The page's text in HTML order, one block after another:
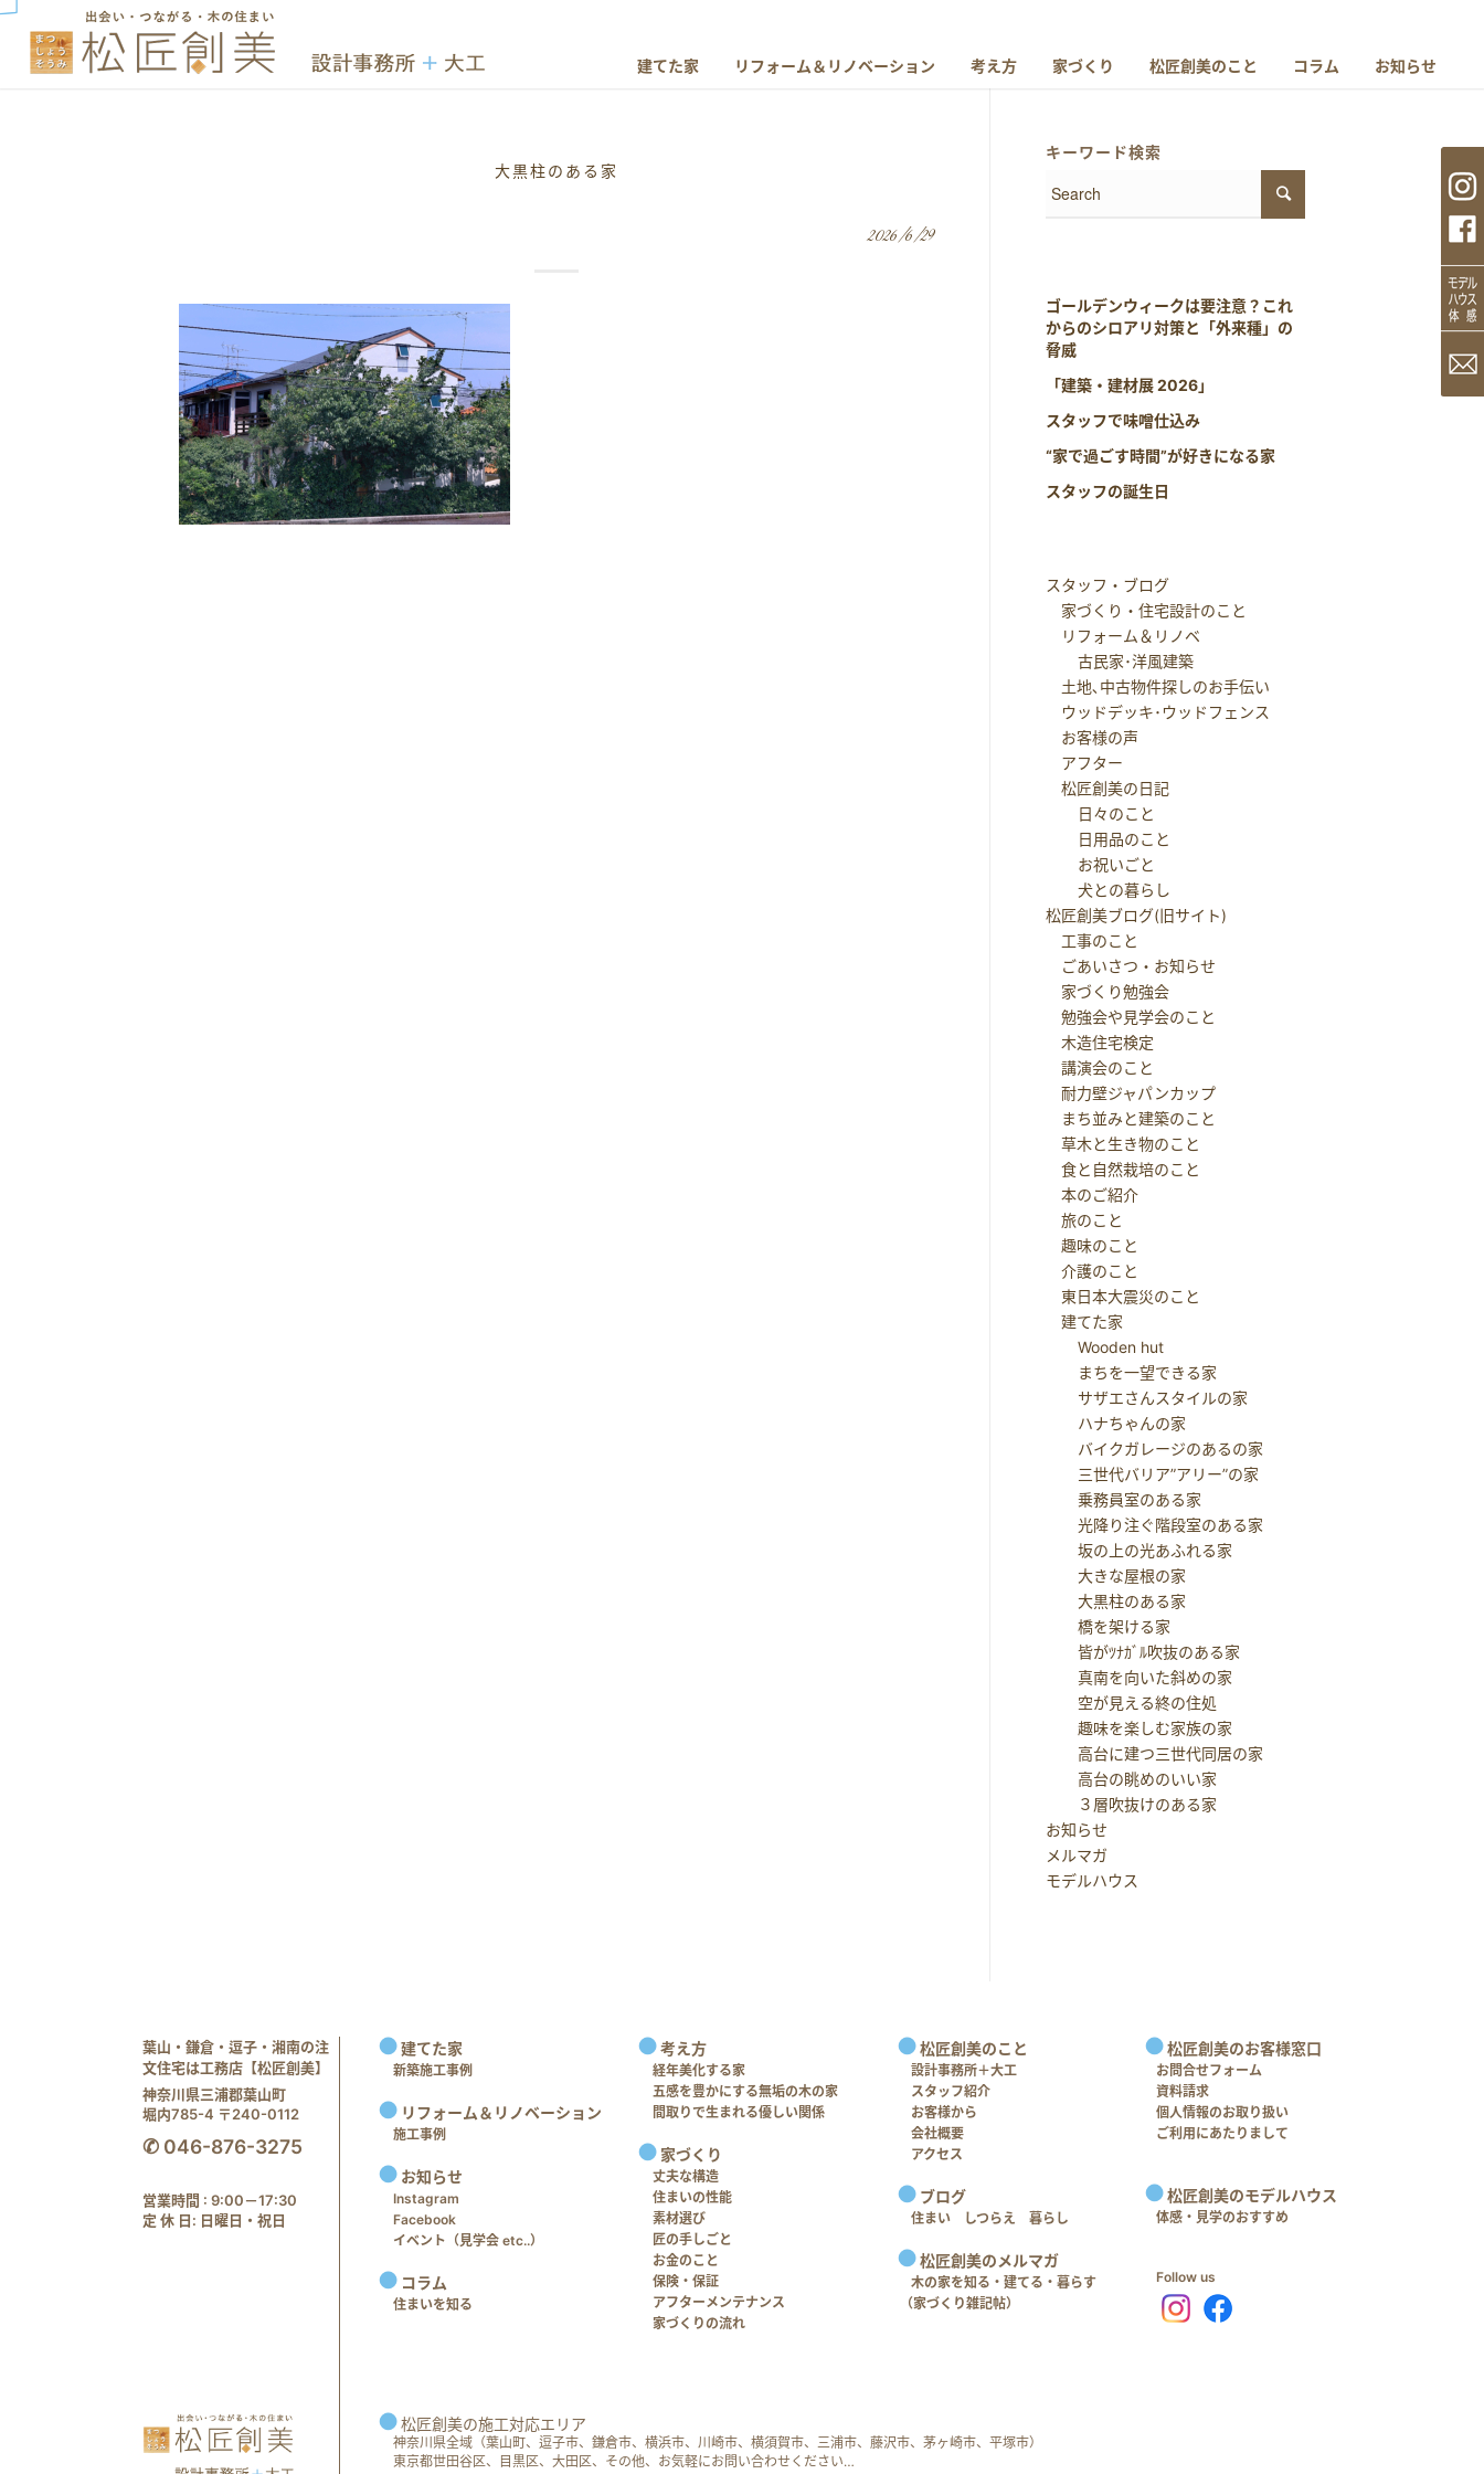
建てた家 リフォーム＆リノベーション 考え方 家づくり 松匠創美のこと コラム お知らせ
大黒柱のある家
2026/6/29
キーワード検索
ゴールデンウィークは要注意？これ
からのシロアリ対策と「外来種」の
脅威
「建築・建材展 2026」
スタッフで味噌仕込み
“家で過ごす時間”が好きになる家
スタッフの誕生日
スタッフ・ブログ
家づくり・住宅設計のこと
リフォーム＆リノベ
古民家･洋風建築
土地､中古物件探しのお手伝い
ウッドデッキ･ウッドフェンス
お客様の声
アフター
松匠創美の日記
日々のこと
日用品のこと
お祝いごと
犬との暮らし
松匠創美ブログ(旧サイト)
工事のこと
ごあいさつ・お知らせ
家づくり勉強会
勉強会や見学会のこと
木造住宅検定
講演会のこと
耐力壁ジャパンカップ
まち並みと建築のこと
草木と生き物のこと
食と自然栽培のこと
本のご紹介
旅のこと
趣味のこと
介護のこと
東日本大震災のこと
建てた家
Wooden hut
まちを一望できる家
サザエさんスタイルの家
ハナちゃんの家
バイクガレージのあるの家
三世代バリア”アリー”の家
乗務員室のある家
光降り注ぐ階段室のある家
坂の上の光あふれる家
大きな屋根の家
大黒柱のある家
橋を架ける家
皆がﾂﾅｶﾞﾙ吹抜のある家
真南を向いた斜めの家
空が見える終の住処
趣味を楽しむ家族の家
高台に建つ三世代同居の家
高台の眺めのいい家
３層吹抜けのある家
お知らせ
メルマガ
モデルハウス
葉山・鎌倉・逗子・湘南の注
文住宅は工務店【松匠創美】
神奈川県三浦郡葉山町
堀内785-4 〒240-0112
✆ 046-876-3275
営業時間 : 9:00－17:30
定 休 日: 日曜日・祝日
建てた家
新築施工事例
リフォーム＆リノベーション
施工事例
お知らせ
Instagram
Facebook
イベント（見学会 etc..）
コラム
住まいを知る
考え方
経年美化する家
五感を豊かにする無垢の木の家
間取りで生まれる優しい関係
家づくり
丈夫な構造
住まいの性能
素材選び
匠の手しごと
お金のこと
保険・保証
アフターメンテナンス
家づくりの流れ
松匠創美のこと
設計事務所＋大工
スタッフ紹介
お客様から
会社概要
アクセス
ブログ
住まい しつらえ 暮らし
松匠創美のメルマガ
木の家を知る・建てる・暮らす
（家づくり雑記帖）
松匠創美のお客様窓口
お問合せフォーム
資料請求
個人情報のお取り扱い
ご利用にあたりまして
松匠創美のモデルハウス
体感・見学のおすすめ
Follow us
松匠創美の施工対応エリア
神奈川県全域（葉山町、逗子市、鎌倉市、横浜市、川崎市、横須賀市、三浦市、藤沢市、茅ヶ崎市、平塚市）
東京都世田谷区、目黒区、大田区、その他、お気軽にお問い合わせください…